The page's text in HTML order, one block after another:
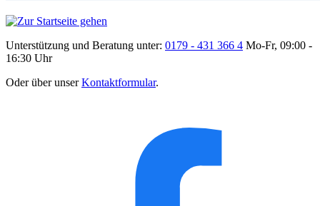
Unterstützung und Beratung unter: 0179 - 431 366 4 Mo-Fr, 09:00 -
16:30 Uhr
Oder über unserKontaktformular.